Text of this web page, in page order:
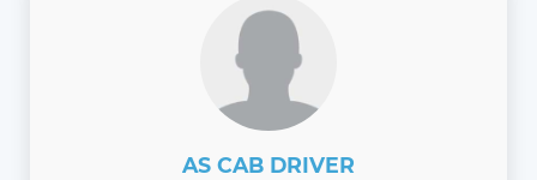
AS CAB DRIVER